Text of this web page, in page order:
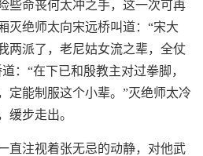
些命丧何太冲之手，这一次可再
灭绝师太向宋远桥叫道：“宋大
两派了，老尼姑女流之辈，全仗
：“在下已和殷教主对过拳脚，
定能制服这个小辈。”灭绝师太冷
缓步走出。
直注视着张无忌的动静，对他武